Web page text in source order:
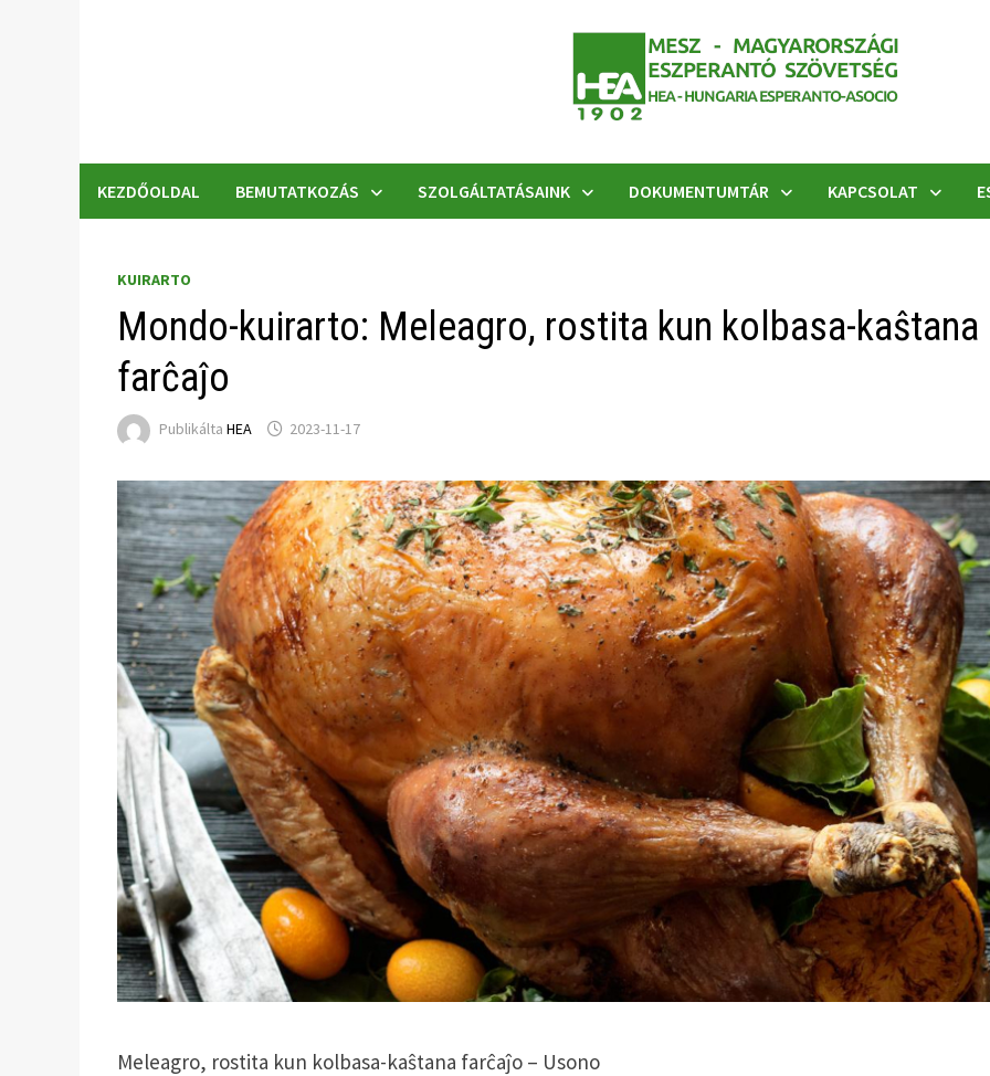
KEZDŐOLDAL BEMUTATKOZÁS SZOLGÁLTATÁSAINK DOKUMENTUMTÁR KAPCSOLAT
KUIRARTO
Mondo-kuirarto: Meleagro, rostita kun kolbasa-kaŝtana
farĉaĵo
PublikáltaHEA 2023-11-17
Meleagro, rostita kun kolbasa-kaŝtana farĉaĵo – Usono